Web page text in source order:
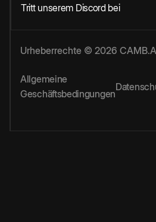
Tritt unserem Discord bei
Urheberrechte © 2026
Allgemeine
Geschäftsbedingungen